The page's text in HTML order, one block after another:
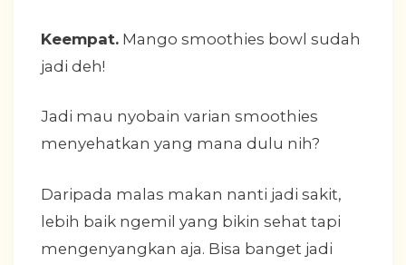
Keempat. Mango smoothies bowl sudah
jadi deh!
Jadi mau nyobain varian smoothies
menyehatkan yang mana dulu nih?
Daripada malas makan nanti jadi sakit,
lebih baik ngemil yang bikin sehat tapi
mengenyangkan aja. Bisa banget jadi